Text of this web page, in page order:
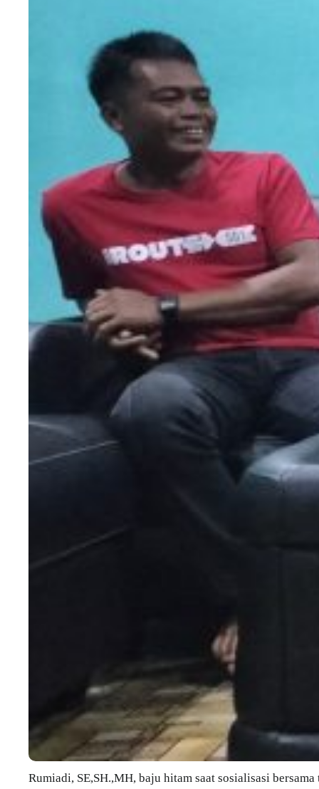
Rumiadi, SE,SH.,MH, baju hitam saat sosialisasi